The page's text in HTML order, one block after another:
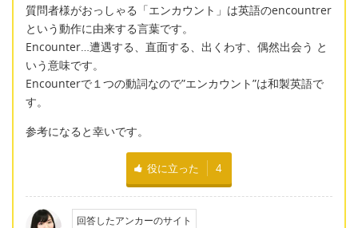
質問者様がおっしゃる「エンカウント」は英語のencountrer
という動作に由来する言葉です。
Encounter…遭遇する、直面する、出くわす、偶然出会う と
いう意味です。
Encounterで１つの動詞なので”エンカウント”は和製英語で
す。
参考になると幸いです。
役に立った 4
回答したアンカーのサイト